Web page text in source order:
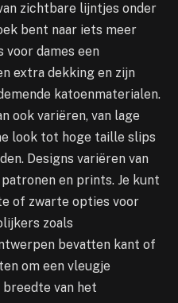
zichtbare lijntjes onder
bent naar iets meer
voor dames een
extra dekking en zijn
katoenmaterialen.
ook variëren, van lage
look tot hoge taille slips
Designs variëren van
en prints. Je kunt
of zwarte opties voor
zoals
bevatten kant of
om een vleugje
van het